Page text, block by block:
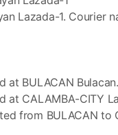
Lazada-1. Courier
at BULACAN
at CALAMBA-CITY
from BULACAN to